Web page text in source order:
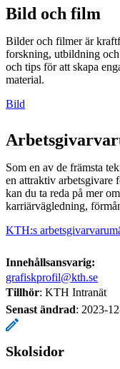
Bild och film
Bilder och filmer är
forskning, utbildning
och tips för att skapa
material.
Bild
Som en av de främsta
en attraktiv arbetsgivare
kan du ta reda på mer
karriärvägledning,
KTH:s
Innehållsansvarig:
grafiskprofil@kth.se
Tillhör: KTH Intranät
Senast ändrad: 2023-
Skolsidor